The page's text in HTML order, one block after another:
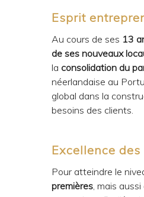
Esprit
Au cours de ses 13
de ses nouveaux
la consolidation du
néerlandaise au
global dans la
besoins des clients.
Excellence
Pour atteindre le
premières, mais